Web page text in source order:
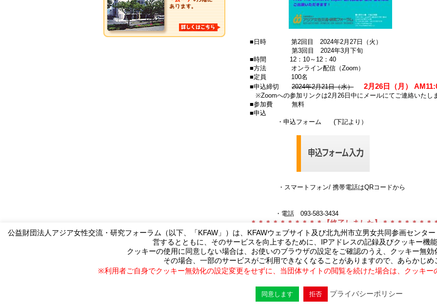
■日時 第2回目 2024年2月27日（火）
第3回目 2024年3月下旬
■時間 12：10～12：40
■方法 オンライン配信（Zoom）
■定員 100名
■申込締切 2024年2月21日（水） 2月26日（月）
※Zoomへの参加リンクは2月26日中にメールにてご連絡いたし
■参加費 無料
■申込
・申込フォーム (下記より）
・スマートフォン/ 携帯電話はQRコードから
・電話 093-583-3434
＊＊＊＊＊＊＊＊＊＊【終了しました】＊＊＊＊＊＊＊
（公財）アジア女性交流・研究フォーラム
Kitakyushu Forum on Asian Women
〒803-0814 北九州市小倉北区大手町11-4北九州市大手町ビル3F
公益財団法人アジア女性交流・研究フォーラム（以下、「KFAW」）は、KFAWウェブサイト及び北九州市立男女共同参画センタ
営するとともに、そのサービスを向上するために、IPアドレスの記録及びクッキー機能
クッキーの使用に同意しない場合は、お使いのブラウザの設定をご確認のうえ、クッキー無効
その場合、一部のサービスがご利用できなくなることがありますので、あらかじめ
※利用者ご自身でクッキー無効化の設定変更をせずに、当団体サイトの閲覧を続けた場合は、クッキー
同意します 拒否 プライバシーポリシー